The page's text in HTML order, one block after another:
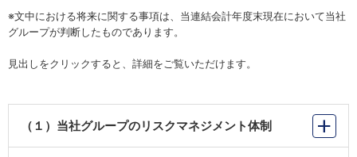
※文中における将来に関する事項は、当連結会計年度末現在において当社
グループが判断したものであります。
見出しをクリックすると、詳細をご覧いただけます。
（１）当社グループのリスクマネジメント体制